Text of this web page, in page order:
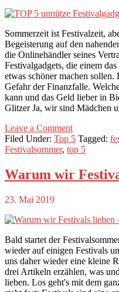
Sommerzeit ist Festivalzeit,
Begeisterung auf den
die Onlinehändler seines
Festivalgadgets, die einem
etwas schöner machen
Gefahr der Finanzfalle.
kann und das Geld lieber in
Glitzer Ja, wir sind Mädchen
Leave a Comment
Filed Under: Top 5 Tagged:
Festivalsommer, top 5
Warum wir
23. Mai 2019
Bald startet der
wieder auf einigen Festivals
uns daher wieder eine kleine
drei Artikeln erzählen, was
lieben. Los geht's mit dem